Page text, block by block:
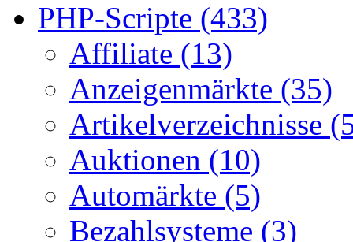
PHP-Scripte (433)
Affiliate (13)
Anzeigenmärkte (35)
Artikelverzeichnisse
Auktionen (10)
Automärkte (5)
Bezahlsysteme (3)